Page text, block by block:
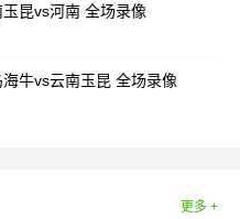
昆vs河南 全场录像
牛vs云南玉昆 全场录像
更多 +